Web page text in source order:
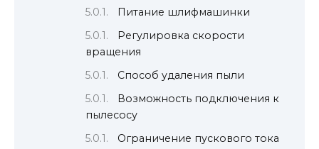
Питание шлифмашинки
Регулировка скорости
вращения
Способ удаления пыли
Возможность подключения к
пылесосу
Ограничение пускового тока